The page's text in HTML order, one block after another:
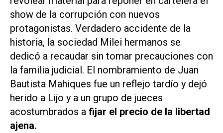
show de la corrupción con nuevos
protagonistas. Verdadero accidente de la
historia, la sociedad Milei hermanos se
dedicó a recaudar sin tomar precauciones con
la familia judicial. El nombramiento de Juan
Bautista Mahiques fue un reflejo tardío y dejó
herido a Lijo y a un grupo de jueces
acostumbrados a fijar el precio de la libertad
ajena.